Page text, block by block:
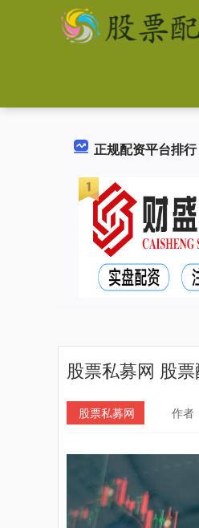
正规配资平台排行
股票私募网 股
股票私募网 作者